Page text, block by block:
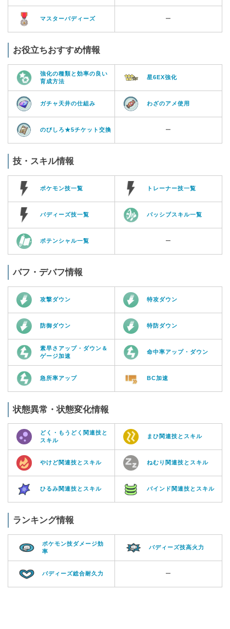
マスターバディーズ ー
お役立ちおすすめ情報
強化の種類と効率の良い
育成方法
星6EX強化
ガチャ天井の仕組み わざのアメ使用
のびしろ★5チケット交換 ー
技・スキル情報
ポケモン技一覧 トレーナー技一覧
バディーズ技一覧 パッシブスキル一覧
ポテンシャル一覧 ー
バフ・デバフ情報
攻撃ダウン 特攻ダウン
防御ダウン 特防ダウン
素早さアップ・ダウン＆
ゲージ加速
命中率アップ・ダウン
急所率アップ BC加速
状態異常・状態変化情報
どく・もうどく関連技と
スキル
まひ関連技とスキル
やけど関連技とスキル ねむり関連技とスキル
ひるみ関連技とスキル バインド関連技とスキル
ランキング情報
ポケモン技ダメージ効
率
バディーズ技高火力
バディーズ総合耐久力 ー